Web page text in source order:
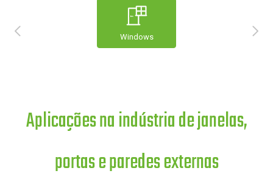
Windows
Aplicações na indústria de janelas,
portas e paredes externas